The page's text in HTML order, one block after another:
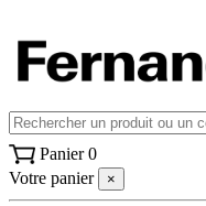
Panier 0
Votre panier
×